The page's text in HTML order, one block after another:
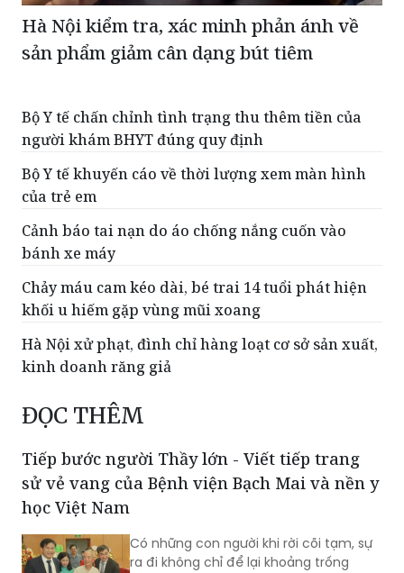
Hà Nội kiểm tra, xác minh phản ánh về
sản phẩm giảm cân dạng bút tiêm
Bộ Y tế chấn chỉnh tình trạng thu thêm tiền của
người khám BHYT đúng quy định
Bộ Y tế khuyến cáo về thời lượng xem màn hình
của trẻ em
Cảnh báo tai nạn do áo chống nắng cuốn vào
bánh xe máy
Chảy máu cam kéo dài, bé trai 14 tuổi phát hiện
khối u hiếm gặp vùng mũi xoang
Hà Nội xử phạt, đình chỉ hàng loạt cơ sở sản xuất,
kinh doanh răng giả
ĐỌC THÊM
Tiếp bước người Thầy lớn - Viết tiếp trang
sử vẻ vang của Bệnh viện Bạch Mai và nền y
học Việt Nam
Có những con người khi rời cõi tạm, sự
ra đi không chỉ để lại khoảng trống